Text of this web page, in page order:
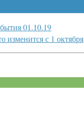
01.10.19
изменится с 1 октября